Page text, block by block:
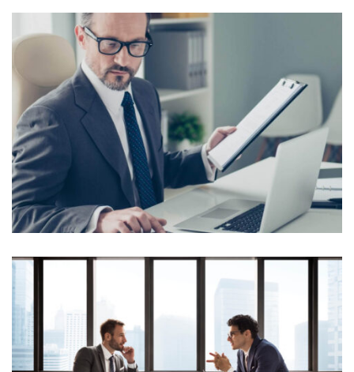
Lorem Ipsum is simply dummy text of the printing and
typesetting industry. Lorem Ipsum...
View More
Lorem Ipsum is simply dummy text of the printing and